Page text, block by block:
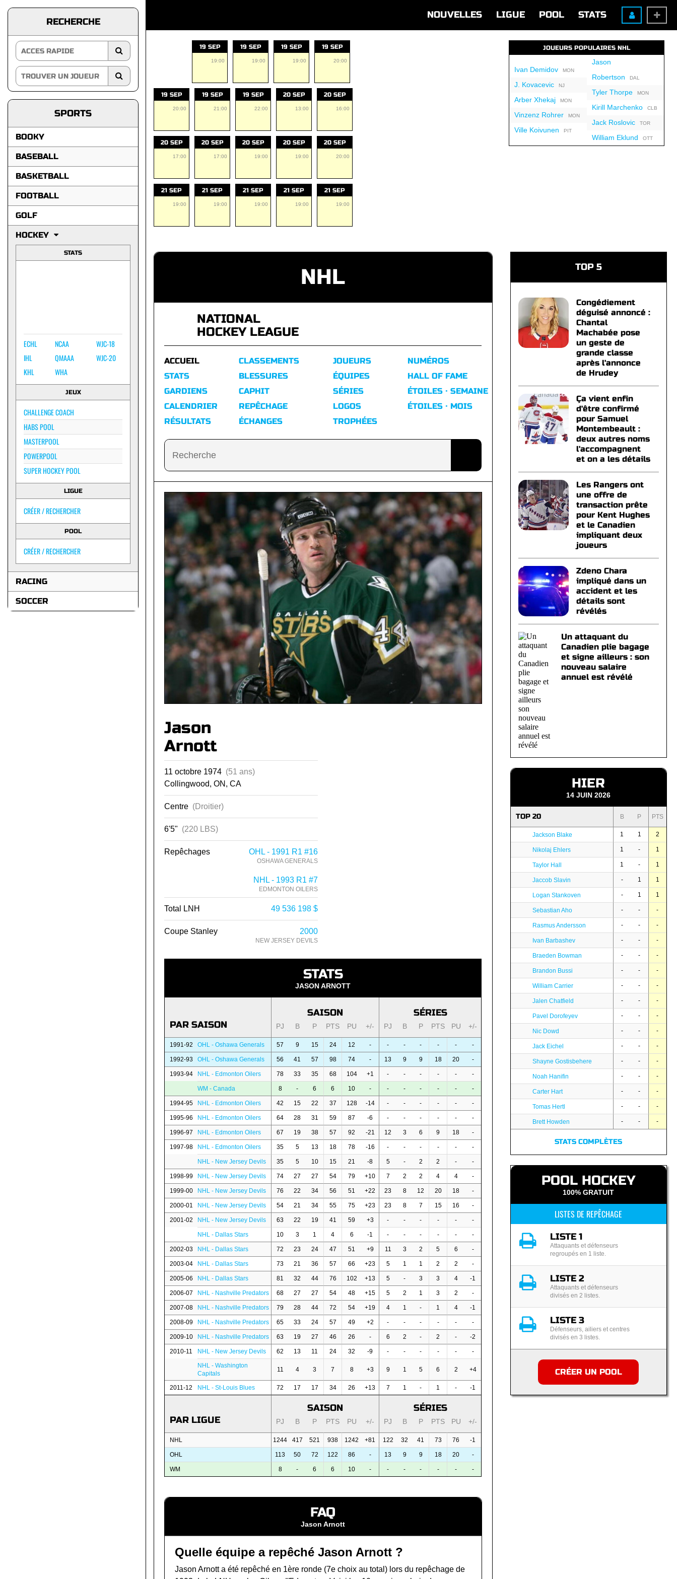
NOUVELLES LIGUE POOL STATS
RECHERCHE
SPORTS
BOOKY
BASEBALL
BASKETBALL
FOOTBALL
GOLF
HOCKEY
STATS
ECHL
IHL
KHL
NCAA
QMAAA
WHA
WJC-18
WJC-20
JEUX
CHALLENGE COACH
HABS POOL
MASTERPOOL
POWERPOOL
SUPER HOCKEY POOL
LIGUE
CRÉER / RECHERCHER
POOL
CRÉER / RECHERCHER
RACING
SOCCER
19 SEP
19:00
19 SEP
19:00
19 SEP
19:00
19 SEP
20:00
19 SEP
20:00
19 SEP
21:00
19 SEP
22:00
20 SEP
13:00
20 SEP
16:00
20 SEP
17:00
20 SEP
17:00
20 SEP
19:00
20 SEP
19:00
20 SEP
20:00
21 SEP
19:00
21 SEP
19:00
21 SEP
19:00
21 SEP
19:00
21 SEP
19:00
JOUEURS POPULAIRES NHL
Ivan DemidovMON
J. KovacevicNJ
Arber XhekajMON
Vinzenz RohrerMON
Ville Koivunen PIT
Jason
Robertson DAL
Tyler ThorpeMON
Kirill MarchenkoCLB
Jack RoslovicTOR
William Eklund OTT
NHL
NATIONAL
HOCKEY LEAGUE
ACCUEIL
STATS
GARDIENS
CALENDRIER
RÉSULTATS
CLASSEMENTS
BLESSURES
CAPHIT
REPÊCHAGE
ÉCHANGES
JOUEURS
ÉQUIPES
SÉRIES
LOGOS
TROPHÉES
NUMÉROS
HALL OF FAME
ÉTOILES · SEMAINE
ÉTOILES · MOIS
Jason
Arnott
11 octobre 1974 (51 ans)
Collingwood, ON, CA
Centre (Droitier)
6'5" (220 LBS)
Repêchages OHL - 1991 R1 #16
OSHAWA GENERALS
NHL - 1993 R1 #7
EDMONTON OILERS
Total LNH 49 536 198 $
Coupe Stanley 2000
NEW JERSEY DEVILS
STATS
JASON ARNOTT
PAR SAISON
SAISON SÉRIES
PJ B P PTS PU +/- PJ B P PTS PU +/-
1991-92 OHL - Oshawa Generals 57 9 15 24 12 - - - - - - -
1992-93 OHL - Oshawa Generals 56 41 57 98 74 - 13 9 9 18 20 -
1993-94 NHL - Edmonton Oilers 78 33 35 68 104 +1 - - - - - -
WM - Canada 8 - 6 6 10 - - - - - - -
1994-95 NHL - Edmonton Oilers 42 15 22 37 128 -14 - - - - - -
1995-96 NHL - Edmonton Oilers 64 28 31 59 87 -6 - - - - - -
1996-97 NHL - Edmonton Oilers 67 19 38 57 92 -21 12 3 6 9 18 -
1997-98 NHL - Edmonton Oilers 35 5 13 18 78 -16 - - - - - -
NHL - New Jersey Devils 35 5 10 15 21 -8 5 - 2 2 - -
1998-99 NHL - New Jersey Devils 74 27 27 54 79 +10 7 2 2 4 4 -
1999-00 NHL - New Jersey Devils 76 22 34 56 51 +22 23 8 12 20 18 -
2000-01 NHL - New Jersey Devils 54 21 34 55 75 +23 23 8 7 15 16 -
2001-02 NHL - New Jersey Devils 63 22 19 41 59 +3 - - - - - -
NHL - Dallas Stars 10 3 1 4 6 -1 - - - - - -
2002-03 NHL - Dallas Stars 72 23 24 47 51 +9 11 3 2 5 6 -
2003-04 NHL - Dallas Stars 73 21 36 57 66 +23 5 1 1 2 2 -
2005-06 NHL - Dallas Stars 81 32 44 76 102 +13 5 - 3 3 4 -1
2006-07 NHL - Nashville Predators 68 27 27 54 48 +15 5 2 1 3 2 -
2007-08 NHL - Nashville Predators 79 28 44 72 54 +19 4 1 - 1 4 -1
2008-09 NHL - Nashville Predators 65 33 24 57 49 +2 - - - - - -
2009-10 NHL - Nashville Predators 63 19 27 46 26 - 6 2 - 2 - -2
2010-11 NHL - New Jersey Devils 62 13 11 24 32 -9 - - - - -
-
NHL - Washington
Capitals
11 4 3 7 8 +3 9 1 5 6 2 +4
2011-12 NHL - St-Louis Blues 72 17 17 34 26 +13 7 1 - 1 - -1
PAR LIGUE
SAISON SÉRIES
PJ B P PTS PU +/- PJ B P PTS PU +/-
NHL 1244 417 521 938 1242 +81 122 32 41 73 76 -1
OHL 113 50 72 122 86 - 13 9 9 18 20 -
WM 8 - 6 6 10 - - - - - - -
FAQ
Jason Arnott
Quelle équipe a repêché Jason Arnott ?
Jason Arnott a été repêché en 1ère ronde (7e choix au total) lors du repêchage de
TOP 5
Congédiement
déguisé annoncé :
Chantal
Machabée pose
un geste de
grande classe
après l'annonce
de Hrudey
Ça vient enfin
d'être confirmé
pour Samuel
Montembeault :
deux autres noms
l'accompagnent
et on a les détails
Les Rangers ont
une offre de
transaction prête
pour Kent Hughes
et le Canadien
impliquant deux
joueurs
Zdeno Chara
impliqué dans un
accident et les
détails sont
révélés
Un attaquant du
Canadien plie bagage
et signe ailleurs : son
nouveau salaire
annuel est révélé
HIER
14 JUIN 2026
TOP 20 B P PTS
Jackson Blake 1 1 2
Nikolaj Ehlers 1 - 1
Taylor Hall 1 - 1
Jaccob Slavin - 1 1
Logan Stankoven - 1 1
Sebastian Aho - - -
Rasmus Andersson - - -
Ivan Barbashev - - -
Braeden Bowman - - -
Brandon Bussi - - -
William Carrier - - -
Jalen Chatfield - - -
Pavel Dorofeyev - - -
Nic Dowd - - -
Jack Eichel - - -
Shayne Gostisbehere - - -
Noah Hanifin - - -
Carter Hart - - -
Tomas Hertl - - -
Brett Howden - - -
STATS COMPLÈTES
POOL HOCKEY
100% GRATUIT
LISTES DE REPÊCHAGE
LISTE 1
Attaquants et défenseurs
regroupés en 1 liste.
LISTE 2
Attaquants et défenseurs
divisés en 2 listes.
LISTE 3
Défenseurs, ailiers et centres
divisés en 3 listes.
CRÉER UN POOL